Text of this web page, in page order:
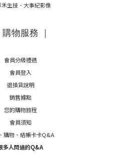
禾生技．大事紀影像
購物服務 ｜
會員分級禮遇
會員登入
退換貨說明
銷售據點
您的購物旅程
會員須知
購物、結帳卡卡Q&A
多人問過的Q&A